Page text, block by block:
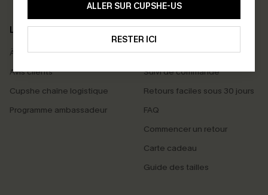
ALLER SUR CUPSHE-US
RESTER ICI
LA MARQUE
À propos de nous
Avis clients
Cupshe chaîne logistique
Programme ambassadeur
SERVICES
Livraison offerte dès 55 €
Suivi de commande
Retours faciles sous 30 jours
FAQ
Commencer un retour
Carte cadeau
Guide des tailles